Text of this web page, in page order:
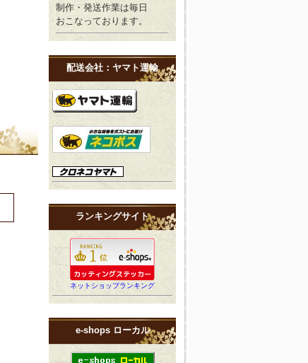
制作・発送作業は毎日
おこなっております。
配送会社：ヤマト運輸
ランキングサイト
ネットショップランキング
e-shops ローカル